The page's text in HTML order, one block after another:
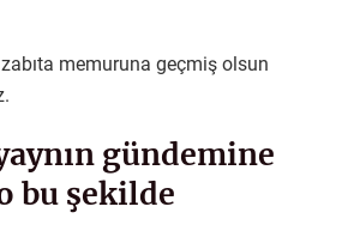
memuruna geçmiş olsun
gündemine
bu şekilde